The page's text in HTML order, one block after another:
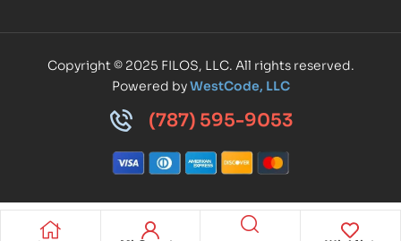
Copyright © 2025 FILOS, LLC. All rights reserved.
Powered byWestCode, LLC
(787) 595-9053